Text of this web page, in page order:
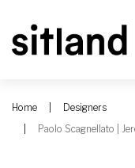
Home
Designers
Paolo Scagnellato |